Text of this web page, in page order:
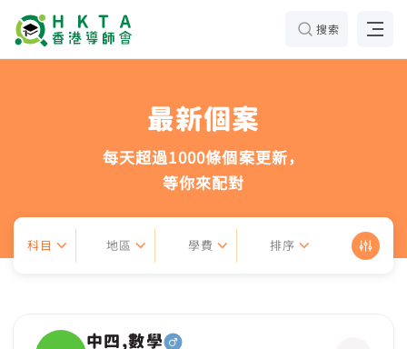
搜索
最新個案
每天超過1000條個案更新，
等你來配對
科目 地區 學費 排序
中四,數學